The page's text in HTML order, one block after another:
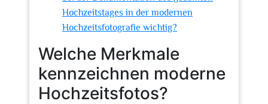
Hochzeitstages in der modernen
Hochzeitsfotografie wichtig?
Welche Merkmale
kennzeichnen moderne
Hochzeitsfotos?